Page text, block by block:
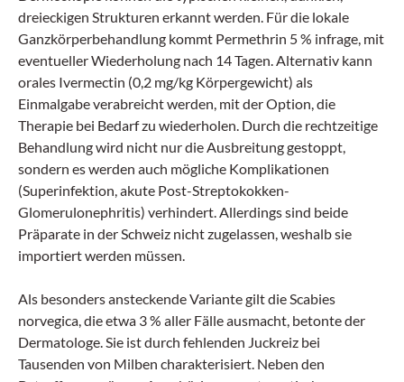
dreieckigen Strukturen erkannt werden. Für die lokale
Ganzkörperbehandlung kommt Permethrin 5 % infrage, mit
eventueller Wiederholung nach 14 Tagen. Alternativ kann
orales Ivermectin (0,2 mg/kg Körpergewicht) als
Einmalgabe verabreicht werden, mit der Option, die
Therapie bei Bedarf zu wiederholen. Durch die rechtzeitige
Behandlung wird nicht nur die Ausbreitung gestoppt,
sondern es werden auch mögliche Komplikationen
(Superinfektion, akute Post-Streptokokken-
Glomerulonephritis) verhindert. Allerdings sind beide
Präparate in der Schweiz nicht zugelassen, weshalb sie
importiert werden müssen.
Als besonders ansteckende Variante gilt die Scabies
norvegica, die etwa 3 % aller Fälle ausmacht, betonte der
Dermatologe. Sie ist durch fehlenden Juckreiz bei
Tausenden von Milben charakterisiert. Neben den